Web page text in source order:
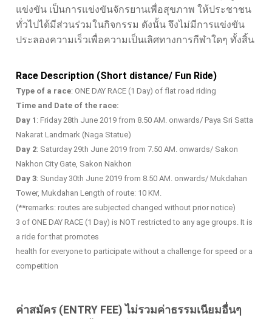
แข่งขัน เป็นการแข่งขันจักรยานเพื่อสุขภาพ ให้ประชาชน
ทั่วไปได้มีส่วนร่วมในกิจกรรม ดังนั้น จึงไม่มีการแข่งขัน
ประลองความเร็วเพื่อความเป็นเลิศทางการกีฬาใดๆ ทั้งสิ้น
Race Description (Short distance/ Fun Ride)
Type of a race: ONE DAY RACE (1 Day) of flat road riding
Time and Date of the race:
Day 1 : Friday 28th June 2019 from 8.50 AM. onwards/ Paya Sri Satta
Nakarat Landmark (Naga Statue)
Day 2: Saturday 29th June 2019 from 7.50 AM. onwards/ Sakon
Nakhon City Gate, Sakon Nakhon
Day 3: Sunday 30th June 2019 from 8.50 AM. onwards/ Mukdahan
Tower, Mukdahan Length of route: 10 KM.
(**remarks: routes are subjected changed without prior notice)
3 of ONE DAY RACE (1 Day) is NOT restricted to any age groups. It is
a ride for that promotes
health for everyone to participate without a challenge for speed or a
competition
ค่าสมัคร (ENTRY FEE) ไม่รวมค่าธรรมเนียมอื่นๆ